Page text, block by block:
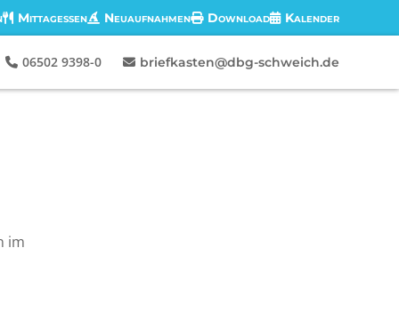
Mittagessen Neuaufnahmen Download Kalender
06502 9398-0 briefkasten@dbg-schweich.de
im